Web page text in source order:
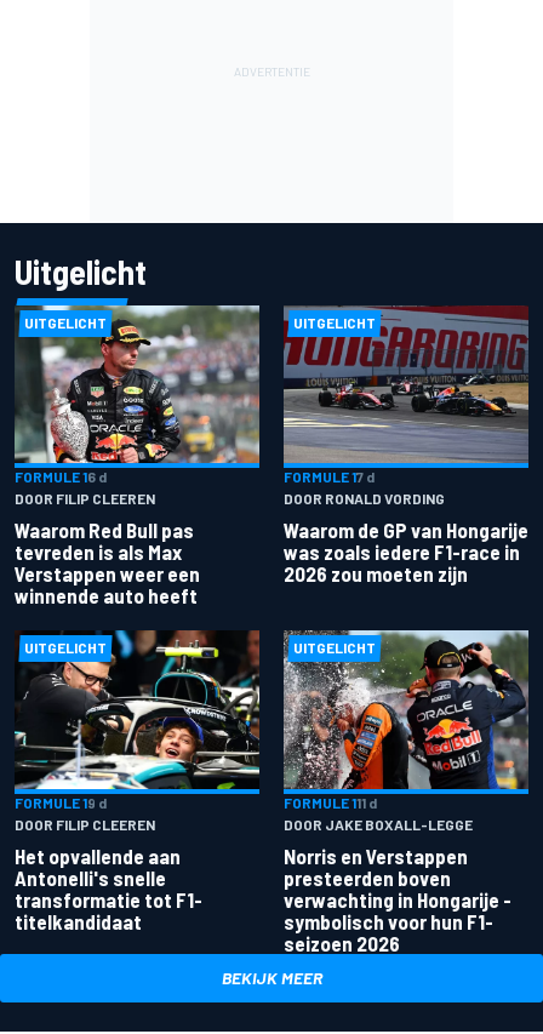
Uitgelicht
UITGELICHT
FORMULE 16 d
DOOR FILIP CLEEREN
Waarom Red Bull pas
tevreden is als Max
Verstappen weer een
winnende auto heeft
UITGELICHT
FORMULE 17 d
DOOR RONALD VORDING
Waarom de GP van Hongarije
was zoals iedere F1-race in
2026 zou moeten zijn
UITGELICHT
FORMULE 19 d
DOOR FILIP CLEEREN
Het opvallende aan
Antonelli's snelle
transformatie tot F1-
titelkandidaat
UITGELICHT
FORMULE 111 d
DOOR JAKE BOXALL-LEGGE
Norris en Verstappen
presteerden boven
verwachting in Hongarije -
symbolisch voor hun F1-
seizoen 2026
BEKIJK MEER